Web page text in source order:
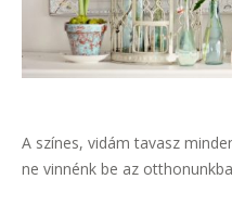
A színes, vidám tavasz
ne vinnénk be az